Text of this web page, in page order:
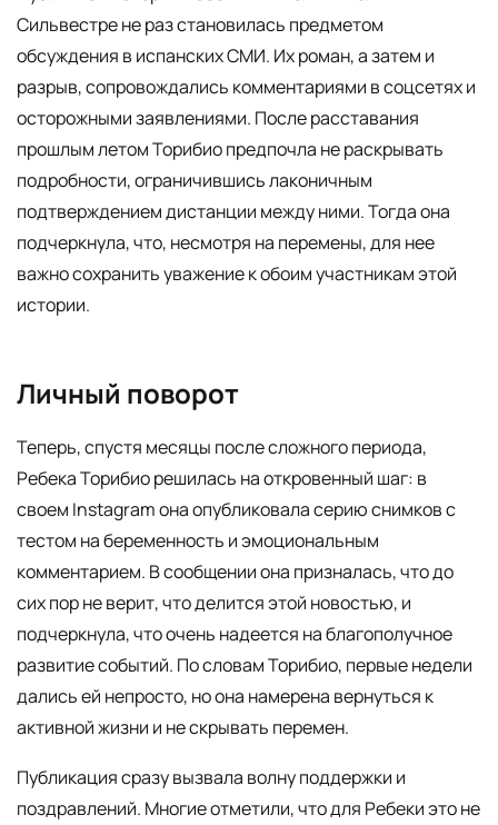
Сильвестре не раз становилась предметом
обсуждения в испанских СМИ. Их роман, а затем и
разрыв, сопровождались комментариями в соцсетях и
осторожными заявлениями. После расставания
прошлым летом Торибио предпочла не раскрывать
подробности, ограничившись лаконичным
подтверждением дистанции между ними. Тогда она
подчеркнула, что, несмотря на перемены, для нее
важно сохранить уважение к обоим участникам этой
истории.
Личный поворот
Теперь, спустя месяцы после сложного периода,
Ребека Торибио решилась на откровенный шаг: в
своем Instagram она опубликовала серию снимков с
тестом на беременность и эмоциональным
комментарием. В сообщении она призналась, что до
сих пор не верит, что делится этой новостью, и
подчеркнула, что очень надеется на благополучное
развитие событий. По словам Торибио, первые недели
дались ей непросто, но она намерена вернуться к
активной жизни и не скрывать перемен.
Публикация сразу вызвала волну поддержки и
поздравлений. Многие отметили, что для Ребеки это не